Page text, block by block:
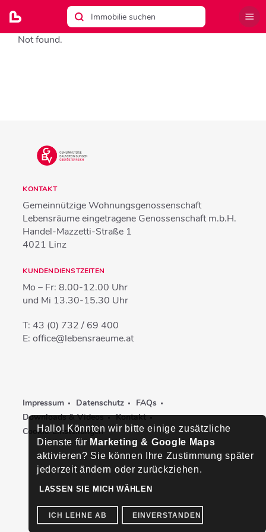
Not found.
KONTAKT
Gemeinnützige Wohnungsgenossenschaft
Lebensräume eingetragene Genossenschaft m.b.H.
Handel-Mazzetti-Straße 1
4021 Linz
KUNDENDIENSTZEITEN
Mo – Fr: 8.00-12.00 Uhr
und Mi 13.30-15.30 Uhr
T:43 (0) 732 / 69 400
E:office@lebensraeume.at
Impressum Datenschutz
FAQs
Downloads & Videos
Kontakt
Cookie-Einstellungen
Hallo! Könnten wir bitte einige zusätzliche
Dienste für Marketing & Google Maps
aktivieren? Sie können Ihre Zustimmung später
jederzeit ändern oder zurückziehen.
LASSEN SIE MICH WÄHLEN
ICH LEHNE AB EINVERSTANDEN